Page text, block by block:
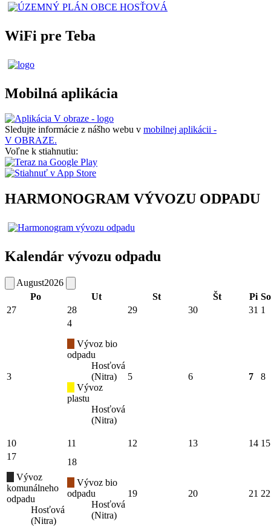
WiFi pre Teba
Mobilná aplikácia
Sledujte informácie z nášho webu v mobilnej aplikácii -
V OBRAZE.
Voľne k stiahnutiu:
HARMONOGRAM VÝVOZU ODPADU
Kalendár vývozu odpadu
August2026
Po
Ut St Št Pi So
27
28 29 30 31 1
3
4
Vývoz bio
odpadu
Hosťová
(Nitra)
Vývoz
plastu
Hosťová
(Nitra)
5 6 7 8
10 11 12 13 14 15
17
Vývoz
komunálneho
odpadu
Hosťová
(Nitra)
18
Vývoz bio
odpadu
Hosťová
(Nitra)
19 20 21 22